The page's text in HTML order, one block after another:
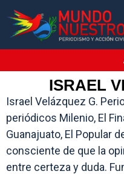
ISRAEL
Israel Velázquez G.
periódicos Milenio, El
Guanajuato, El Popular
consciente de que la
entre certeza y duda.